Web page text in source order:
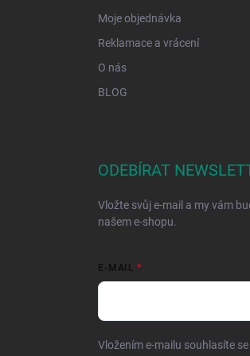
Moje objednávka
Reklamace a vrácení
O nás
BLOG
ODEBÍRAT
Vložte svůj e-mail a my vám
našem e-shopu.
E-MAIL
Vložením e-mailu souhlasíte se